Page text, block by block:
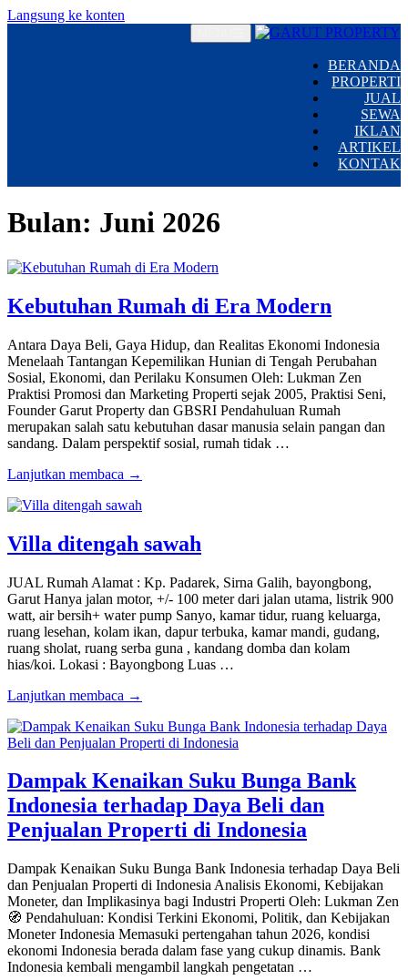
Langsung ke konten
BERANDA
PROPERTI
JUAL
SEWA
IKLAN
ARTIKEL
KONTAK
Bulan: Juni 2026
Kebutuhan Rumah di Era Modern
Antara Daya Beli, Gaya Hidup, dan Realitas Ekonomi Indonesia
Menelaah Tantangan Kepemilikan Hunian di Tengah Perubahan
Sosial, Ekonomi, dan Perilaku Konsumen Oleh: Lukman Zen
Praktisi Promosi dan Marketing Properti sejak 2005, Praktisi Seni,
Founder Garut Property dan GBSRI Pendahuluan Rumah
merupakan salah satu kebutuhan dasar manusia selain pangan dan
sandang. Dalam perspektif sosial, rumah tidak …
Lanjutkan membaca →
Villa ditengah sawah
JUAL Rumah Alamat : Kp. Padarek, Sirna Galih, bayongbong,
Garut Hanya jalan motor, +/- 100 meter dari jalan utama, listrik 900
watt, air bersih+ water pump Sanyo, kamar tidur, ruang keluarga,
ruang lesehan, kolam ikan, dapur terbuka, kamar mandi, gudang,
ruang sholat, ruang serba guna , kandang domba dan kolam
hias/koi. Lokasi : Bayongbong Luas …
Lanjutkan membaca →
Dampak Kenaikan Suku Bunga Bank
Indonesia terhadap Daya Beli dan
Penjualan Properti di Indonesia
Dampak Kenaikan Suku Bunga Bank Indonesia terhadap Daya Beli
dan Penjualan Properti di Indonesia Analisis Ekonomi, Kebijakan
Moneter, dan Implikasinya bagi Industri Properti Oleh: Lukman Zen
🧭 Pendahuluan: Kondisi Terkini Ekonomi, Politik, dan Kebijakan
Moneter Indonesia Memasuki pertengahan tahun 2026, kondisi
ekonomi Indonesia berada dalam fase yang cukup dinamis. Bank
Indonesia kembali mengambil langkah pengetatan …